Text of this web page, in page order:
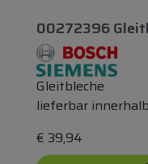
00272396
Gleitbleche
lieferbar
€ 39,94